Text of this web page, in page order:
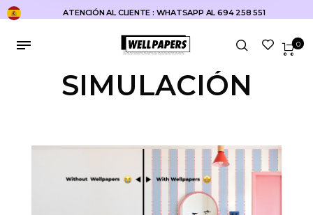
ATENCIÓN AL CLIENTE : WHATSAPP AL 694 258 551
0
SIMULACIÓN